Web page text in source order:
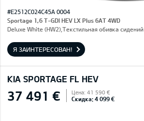
#E2512C024C45A 0004
Sportage 1,6 T-GDI HEV LX Plus 6AT 4WD
Deluxe White (HW2),Текстильная обивка сидений
Я ЗАИНТЕРЕСОВАН!
KIA SPORTAGE FL HEV
37 491 € Цена: 41 590 €
Скидка: 4 099 €